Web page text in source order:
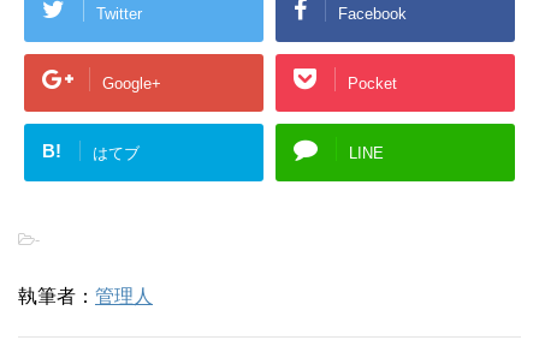
Twitter Facebook
Google+ Pocket
B! はてブ LINE
-
執筆者： 管理人